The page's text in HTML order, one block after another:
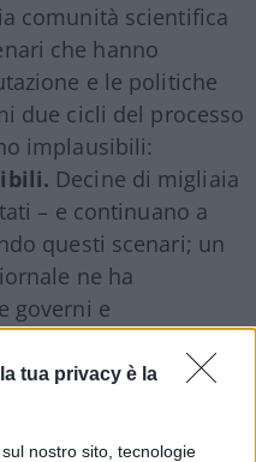
tua privacy è la
nostro sito, tecnologie
comunità scientifica
che hanno
e le politiche
due cicli del processo
implausibili:
Decine di migliaia
– e continuano a
questi scenari; un
ne ha
governi e
politiche e nelle